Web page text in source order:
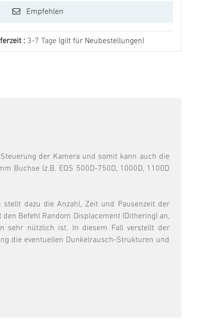
Empfehlen
: 3-7 Tage (gilt für Neubestellungen)
der Kamera und somit kann auch die
Buchse (z.B. EOS 500D-750D, 1000D, 1100D
dazu die Anzahl, Zeit und Pausenzeit der
Befehl Random Displacement (Dithering) an,
sehr nützlich ist. In diesem Fall verstellt der
die eventuellen Dunkelrausch-Strukturen und